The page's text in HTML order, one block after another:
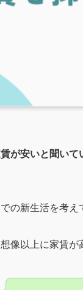
賃が安いと聞い
の新生活を考え
像以上に家賃が